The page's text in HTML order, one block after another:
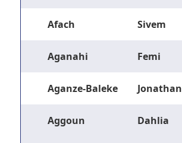
Afach Sivem
Aganahi Femi
Aganze-Baleke Jonathan
Aggoun Dahlia